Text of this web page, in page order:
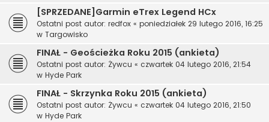
[SPRZEDANE]Garmin eTrex Legend HCx
Ostatni post autor: redfox « poniedziałek 29 lutego 2016, 16:25
w Targowisko
FINAŁ - Geościeżka Roku 2015 (ankieta)
Ostatni post autor: Żywcu « czwartek 04 lutego 2016, 21:54
w Hyde Park
FINAŁ - Skrzynka Roku 2015 (ankieta)
Ostatni post autor: Żywcu « czwartek 04 lutego 2016, 21:50
w Hyde Park